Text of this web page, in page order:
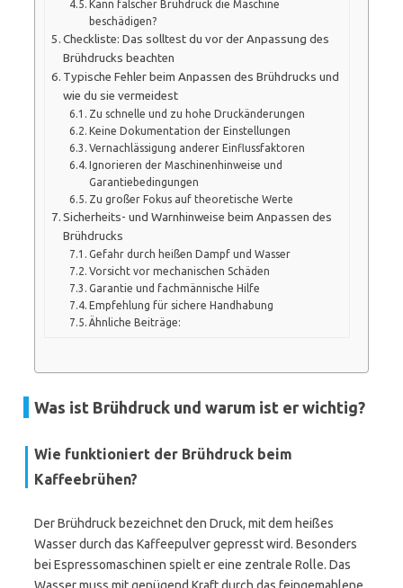
Kann falscher Brühdruck die Maschine
beschädigen?
Checkliste: Das solltest du vor der Anpassung des
Brühdrucks beachten
Typische Fehler beim Anpassen des Brühdrucks und
wie du sie vermeidest
Zu schnelle und zu hohe Druckänderungen
Keine Dokumentation der Einstellungen
Vernachlässigung anderer Einflussfaktoren
Ignorieren der Maschinenhinweise und
Garantiebedingungen
Zu großer Fokus auf theoretische Werte
Sicherheits- und Warnhinweise beim Anpassen des
Brühdrucks
Gefahr durch heißen Dampf und Wasser
Vorsicht vor mechanischen Schäden
Garantie und fachmännische Hilfe
Empfehlung für sichere Handhabung
Ähnliche Beiträge:
Was ist Brühdruck und warum ist er wichtig?
Wie funktioniert der Brühdruck beim
Kaffeebrühen?
Der Brühdruck bezeichnet den Druck, mit dem heißes
Wasser durch das Kaffeepulver gepresst wird. Besonders
bei Espressomaschinen spielt er eine zentrale Rolle. Das